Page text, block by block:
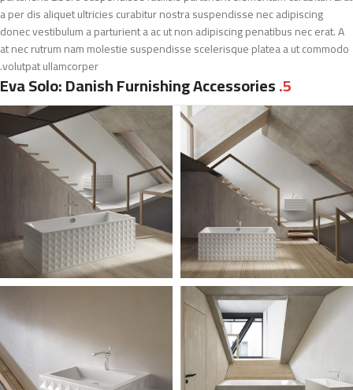
a per dis aliquet ultricies curabitur nostra suspendisse nec adipiscing
donec vestibulum a parturient a ac ut non adipiscing penatibus nec erat. A
at nec rutrum nam molestie suspendisse scelerisque platea a ut commodo
volutpat ullamcorper.
5.